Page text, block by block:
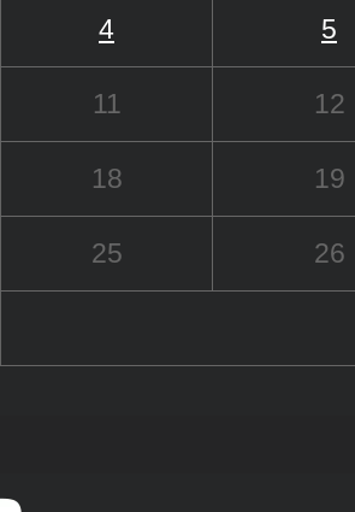
4 5
11 12
18 19
25 26